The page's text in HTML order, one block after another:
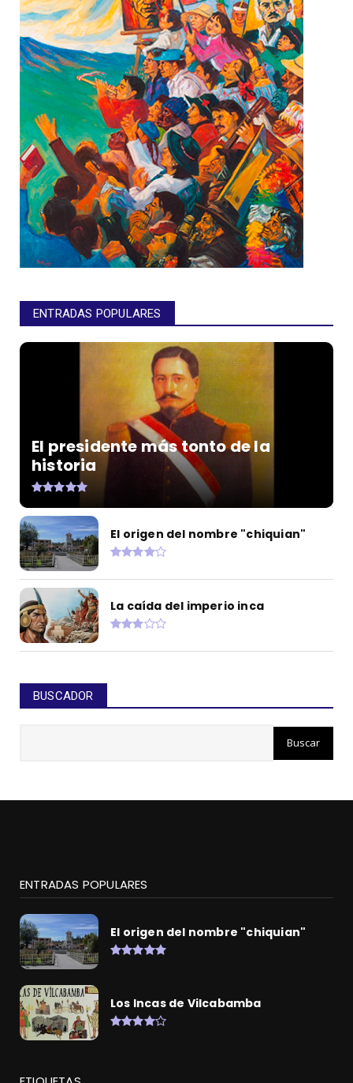
ENTRADAS POPULARES
El presidente más tonto de la
historia
El origen del nombre "chiquian"
La caída del imperio inca
BUSCADOR
ENTRADAS POPULARES
El origen del nombre "chiquian"
Los Incas de Vilcabamba